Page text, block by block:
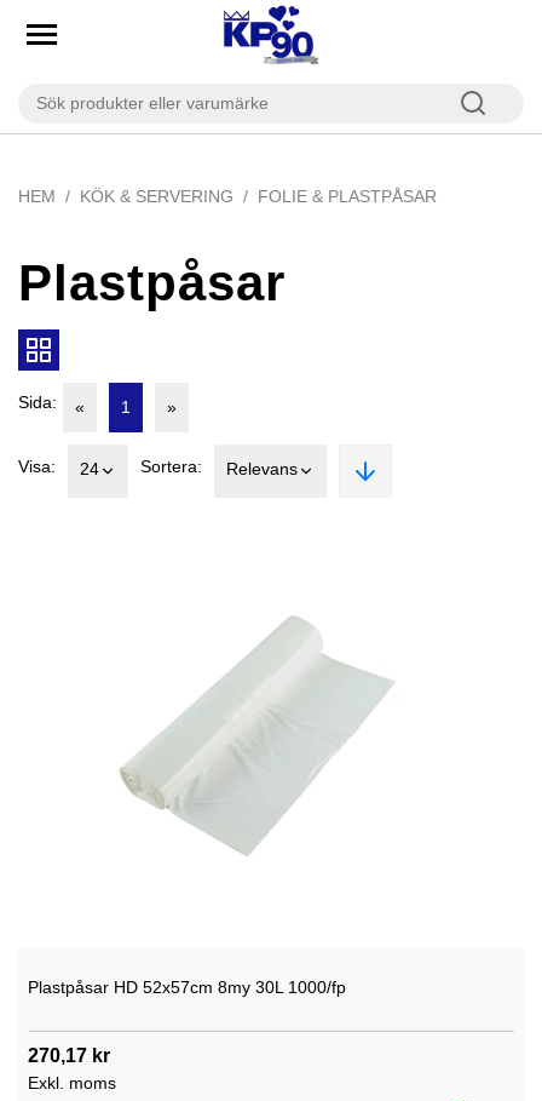
HEM KÖK & SERVERING FOLIE & PLASTPÅSAR
Plastpåsar
Sida: « 1 »
Visa: 24 Sortera: Relevans
Plastpåsar HD 52x57cm 8my 30L 1000/fp
270,17 kr
Exkl. moms